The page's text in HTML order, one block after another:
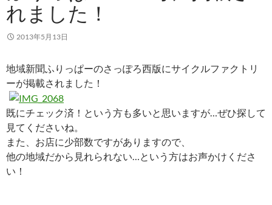
れました！
2013年5月13日
地域新聞ふりっぱーのさっぽろ西版にサイクルファクトリ
ーが掲載されました！
既にチェック済！という方も多いと思いますが…ぜひ探して
見てくださいね。
また、お店に少部数ですがありますので、
他の地域だから見れられない…という方はお声かけくださ
い！